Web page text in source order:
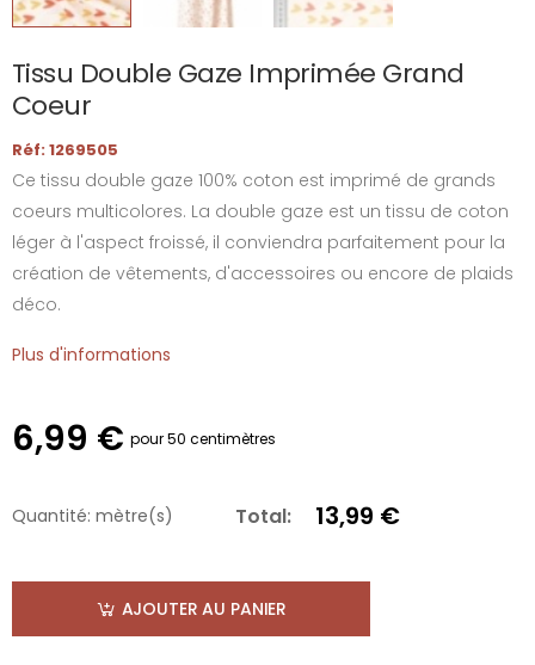
Tissu Double Gaze Imprimée Grand
Coeur
Réf: 1269505
Ce tissu double gaze 100% coton est imprimé de grands
coeurs multicolores. La double gaze est un tissu de coton
léger à l'aspect froissé, il conviendra parfaitement pour la
création de vêtements, d'accessoires ou encore de plaids
déco.
Plus d'informations
6,99 € pour 50 centimètres
Quantité: mètre(s) Total: 13,99 €
AJOUTER AU PANIER